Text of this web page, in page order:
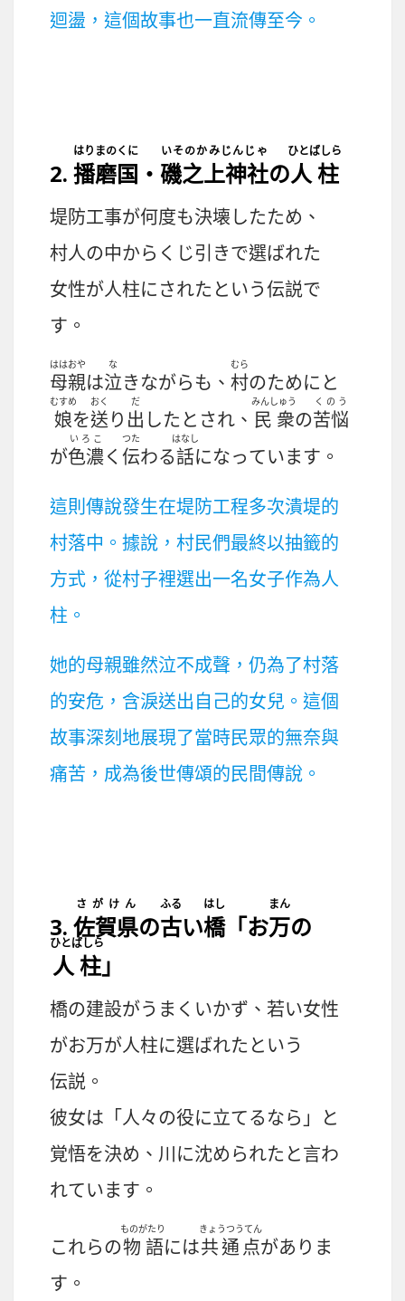
迴盪，這個故事也一直流傳至今。
2. 播磨国
はりまのくに
・ 磯之上神社
いそのかみじんじゃ
の人柱
ひとばしら
堤防工事が何度も決壊したため、
村人の中からくじ引 きで選ばれた
女性が人柱にされたという伝説で
す。
母親
ははおや
は泣
な
きながらも、 村
むら
のためにと
娘
むすめ
を送
おく
り 出
だ
したとされ、 民衆
みんしゅう
の苦悩
くのう
が色濃
いろこ
く伝
つた
わる話
はなし
になっています。
這則傳說發生在堤防工程多次潰堤的
村落中。據說，村民們最終以抽籤的
方式，從村子裡選出一名女子作為人
柱。
她的母親雖然泣不成聲，仍為了村落
的安危，含淚送出自己的女兒。這個
故事深刻地展現了當時民眾的無奈與
痛苦，成為後世傳頌的民間傳說。
3. 佐賀県
さがけん
の古
ふる
い橋
はし
「お万
まん
の
人柱
ひとばしら
」
橋の建設がうまくいかず、 若い女性
がお万が人柱に選ばれたという
伝説 。
彼女は「人々の役に立てるなら」と
覚悟を決め、 川に沈められたと言わ
れています。
これらの物語
ものがたり
には共通点
きょうつうてん
がありま
す。